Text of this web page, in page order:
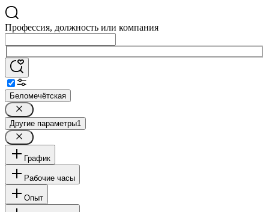
Профессия, должность или компания
Беломечётская
Другие параметры1
График
Рабочие часы
Опыт